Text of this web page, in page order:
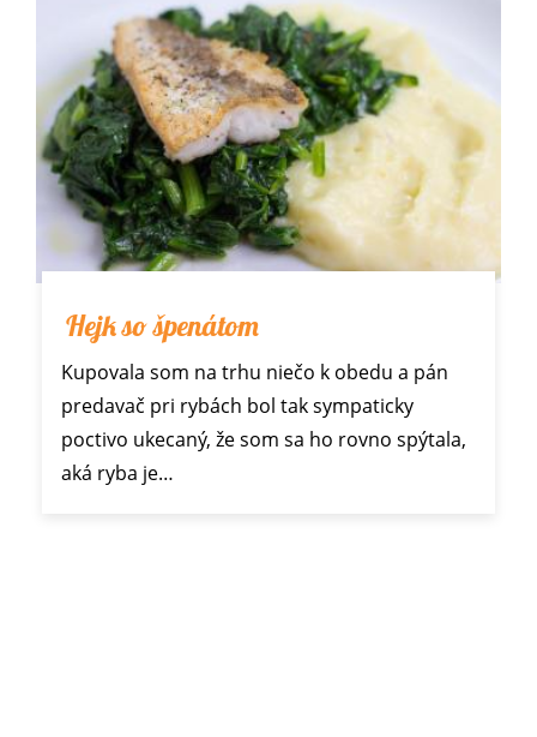
Hejk so špenátom
Kupovala som na trhu niečo k obedu a pán
predavač pri rybách bol tak sympaticky
poctivo ukecaný, že som sa ho rovno spýtala,
aká ryba je…